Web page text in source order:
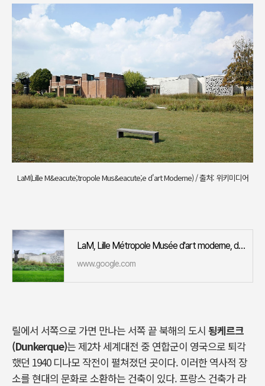
LaM(Lille M&eacute;tropole Mus&eacute;e d'art Moderne) / 출처: 위키미디어
LaM, Lille Métropole Musée d'art moderne, d'art contemporain et d'art brut · 1 All. du Musée, 59650 Villeneuve-d'Ascq, 프
www.google.com
릴에서 서쪽으로 가면 만나는 서쪽 끝 북해의 도시 됭케르크
(Dunkerque)는 제2차 세계대전 중 연합군이 영국으로 퇴각
했던 1940 디나모 작전이 펼쳐졌던 곳이다. 이러한 역사적 장
소를 현대의 문화로 소환하는 건축이 있다. 프랑스 건축가 라